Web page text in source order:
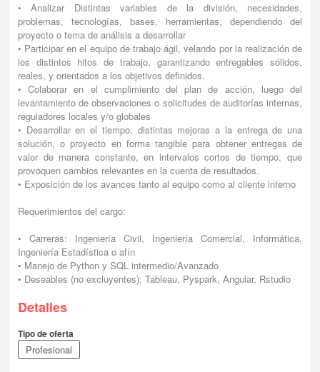
• Analizar Distintas variables de la división, necesidades,
problemas, tecnologías, bases, herramientas, dependiendo del
proyecto o tema de análisis a desarrollar
• Participar en el equipo de trabajo ágil, velando por la realización de
los distintos hitos de trabajo, garantizando entregables sólidos,
reales, y orientados a los objetivos definidos.
• Colaborar en el cumplimiento del plan de acción, luego del
levantamiento de observaciones o solicitudes de auditorías internas,
reguladores locales y/o globales
• Desarrollar en el tiempo, distintas mejoras a la entrega de una
solución, o proyecto en forma tangible para obtener entregas de
valor de manera constante, en intervalos cortos de tiempo, que
provoquen cambios relevantes en la cuenta de resultados.
• Exposición de los avances tanto al equipo como al cliente interno
Requerimientos del cargo:
• Carreras: Ingeniería Civil, Ingeniería Comercial, Informática,
Ingeniería Estadística o afín
• Manejo de Python y SQL intermedio/Avanzado
• Deseables (no excluyentes): Tableau, Pyspark, Angular, Rstudio
Detalles
Tipo de oferta
Profesional